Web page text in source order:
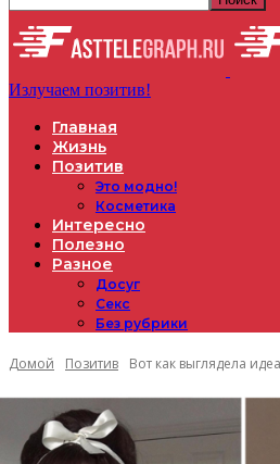
Излучаем позитив!
Главная
Жизнь
Позитив
Это модно!
Косметика
Интересно
Полезно
Разное
Досуг
Секс
Без рубрики
Домой Позитив Вот как выглядела